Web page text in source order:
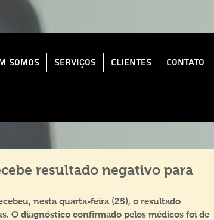
Somos Serviços Clientes Contato
resultado negativo para
nesta quarta-feira (25), o resultado
O diagnóstico confirmado pelos médicos foi de